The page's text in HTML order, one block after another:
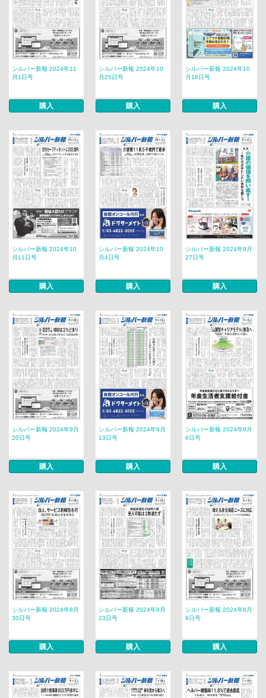
シルバー新報 2024年11
月1日号
購入
シルバー新報 2024年10
月25日号
購入
シルバー新報 2024年10
月18日号
購入
シルバー新報 2024年10
月11日号
購入
シルバー新報 2024年10
月4日号
購入
シルバー新報 2024年9月
27日号
購入
シルバー新報 2024年9月
20日号
購入
シルバー新報 2024年9月
13日号
購入
シルバー新報 2024年9月
6日号
購入
シルバー新報 2024年8月
30日号
購入
シルバー新報 2024年8月
23日号
購入
シルバー新報 2024年8月
9日号
購入